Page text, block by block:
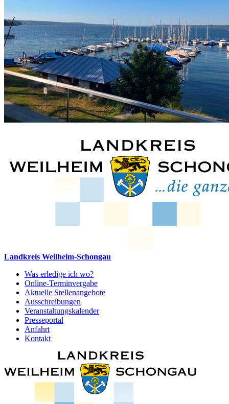
Landkreis Weilheim-Schongau
Was erledige ich wo?
Online-Terminvergabe
Aktuelle Stellenangebote
Ausschreibungen
Veranstaltungskalender
Presseportal
Anfahrt
Kontakt